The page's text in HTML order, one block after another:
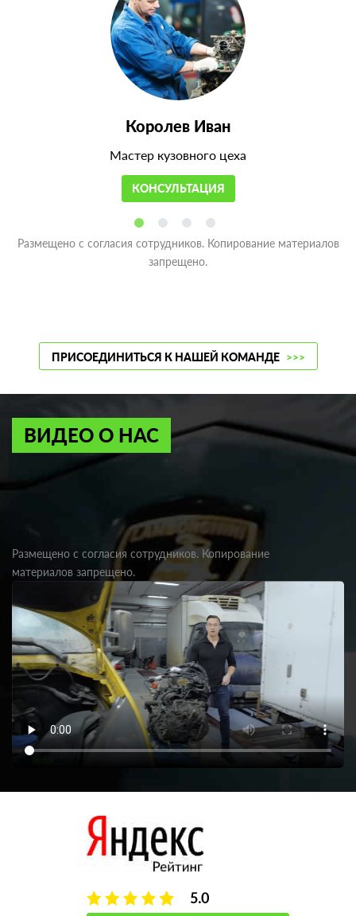
Королев Иван
Мастер кузовного цеха
КОНСУЛЬТАЦИЯ
Размещено с согласия сотрудников. Копирование материалов
запрещено.
ПРИСОЕДИНИТЬСЯ К НАШЕЙ КОМАНДЕ >>>
ВИДЕО О НАС
Размещено с согласия сотрудников. Копирование
материалов запрещено.
5.0